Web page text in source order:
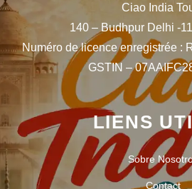
Ciao India
140 – Budhpur Delhi -
Numéro de licence enregistrée :
GSTIN –
LIENS
Sobre
Contact